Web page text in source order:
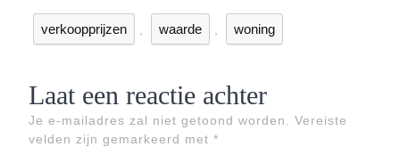
verkoopprijzen waarde woning
Laat een reactie achter
Je e-mailadres zal niet getoond worden.
Vereiste
velden zijn gemarkeerd met *